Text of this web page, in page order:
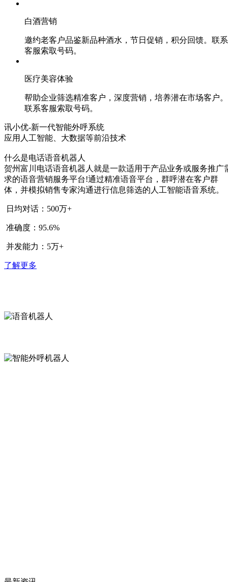
白酒营销
邀约老客户品鉴新品种酒水，节日促销，积分回馈。联系
客服索取号码。
医疗美容体验
帮助企业筛选精准客户，深度营销，培养潜在市场客户。
联系客服索取号码。
讯小优-新一代智能外呼系统
应用人工智能、大数据等前沿技术
什么是电话语音机器人
贺州富川电话语音机器人就是一款适用于产品业务或服务推广
求的语音营销服务平台!通过精准语音平台，群呼潜在客户群
体，并模拟销售专家沟通进行信息筛选的人工智能语音系统。
日均对话：500万+
准确度：95.6%
并发能力：5万+
了解更多